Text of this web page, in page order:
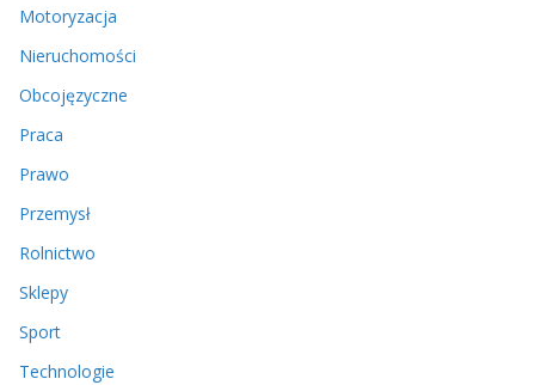
Motoryzacja
Nieruchomości
Obcojęzyczne
Praca
Prawo
Przemysł
Rolnictwo
Sklepy
Sport
Technologie